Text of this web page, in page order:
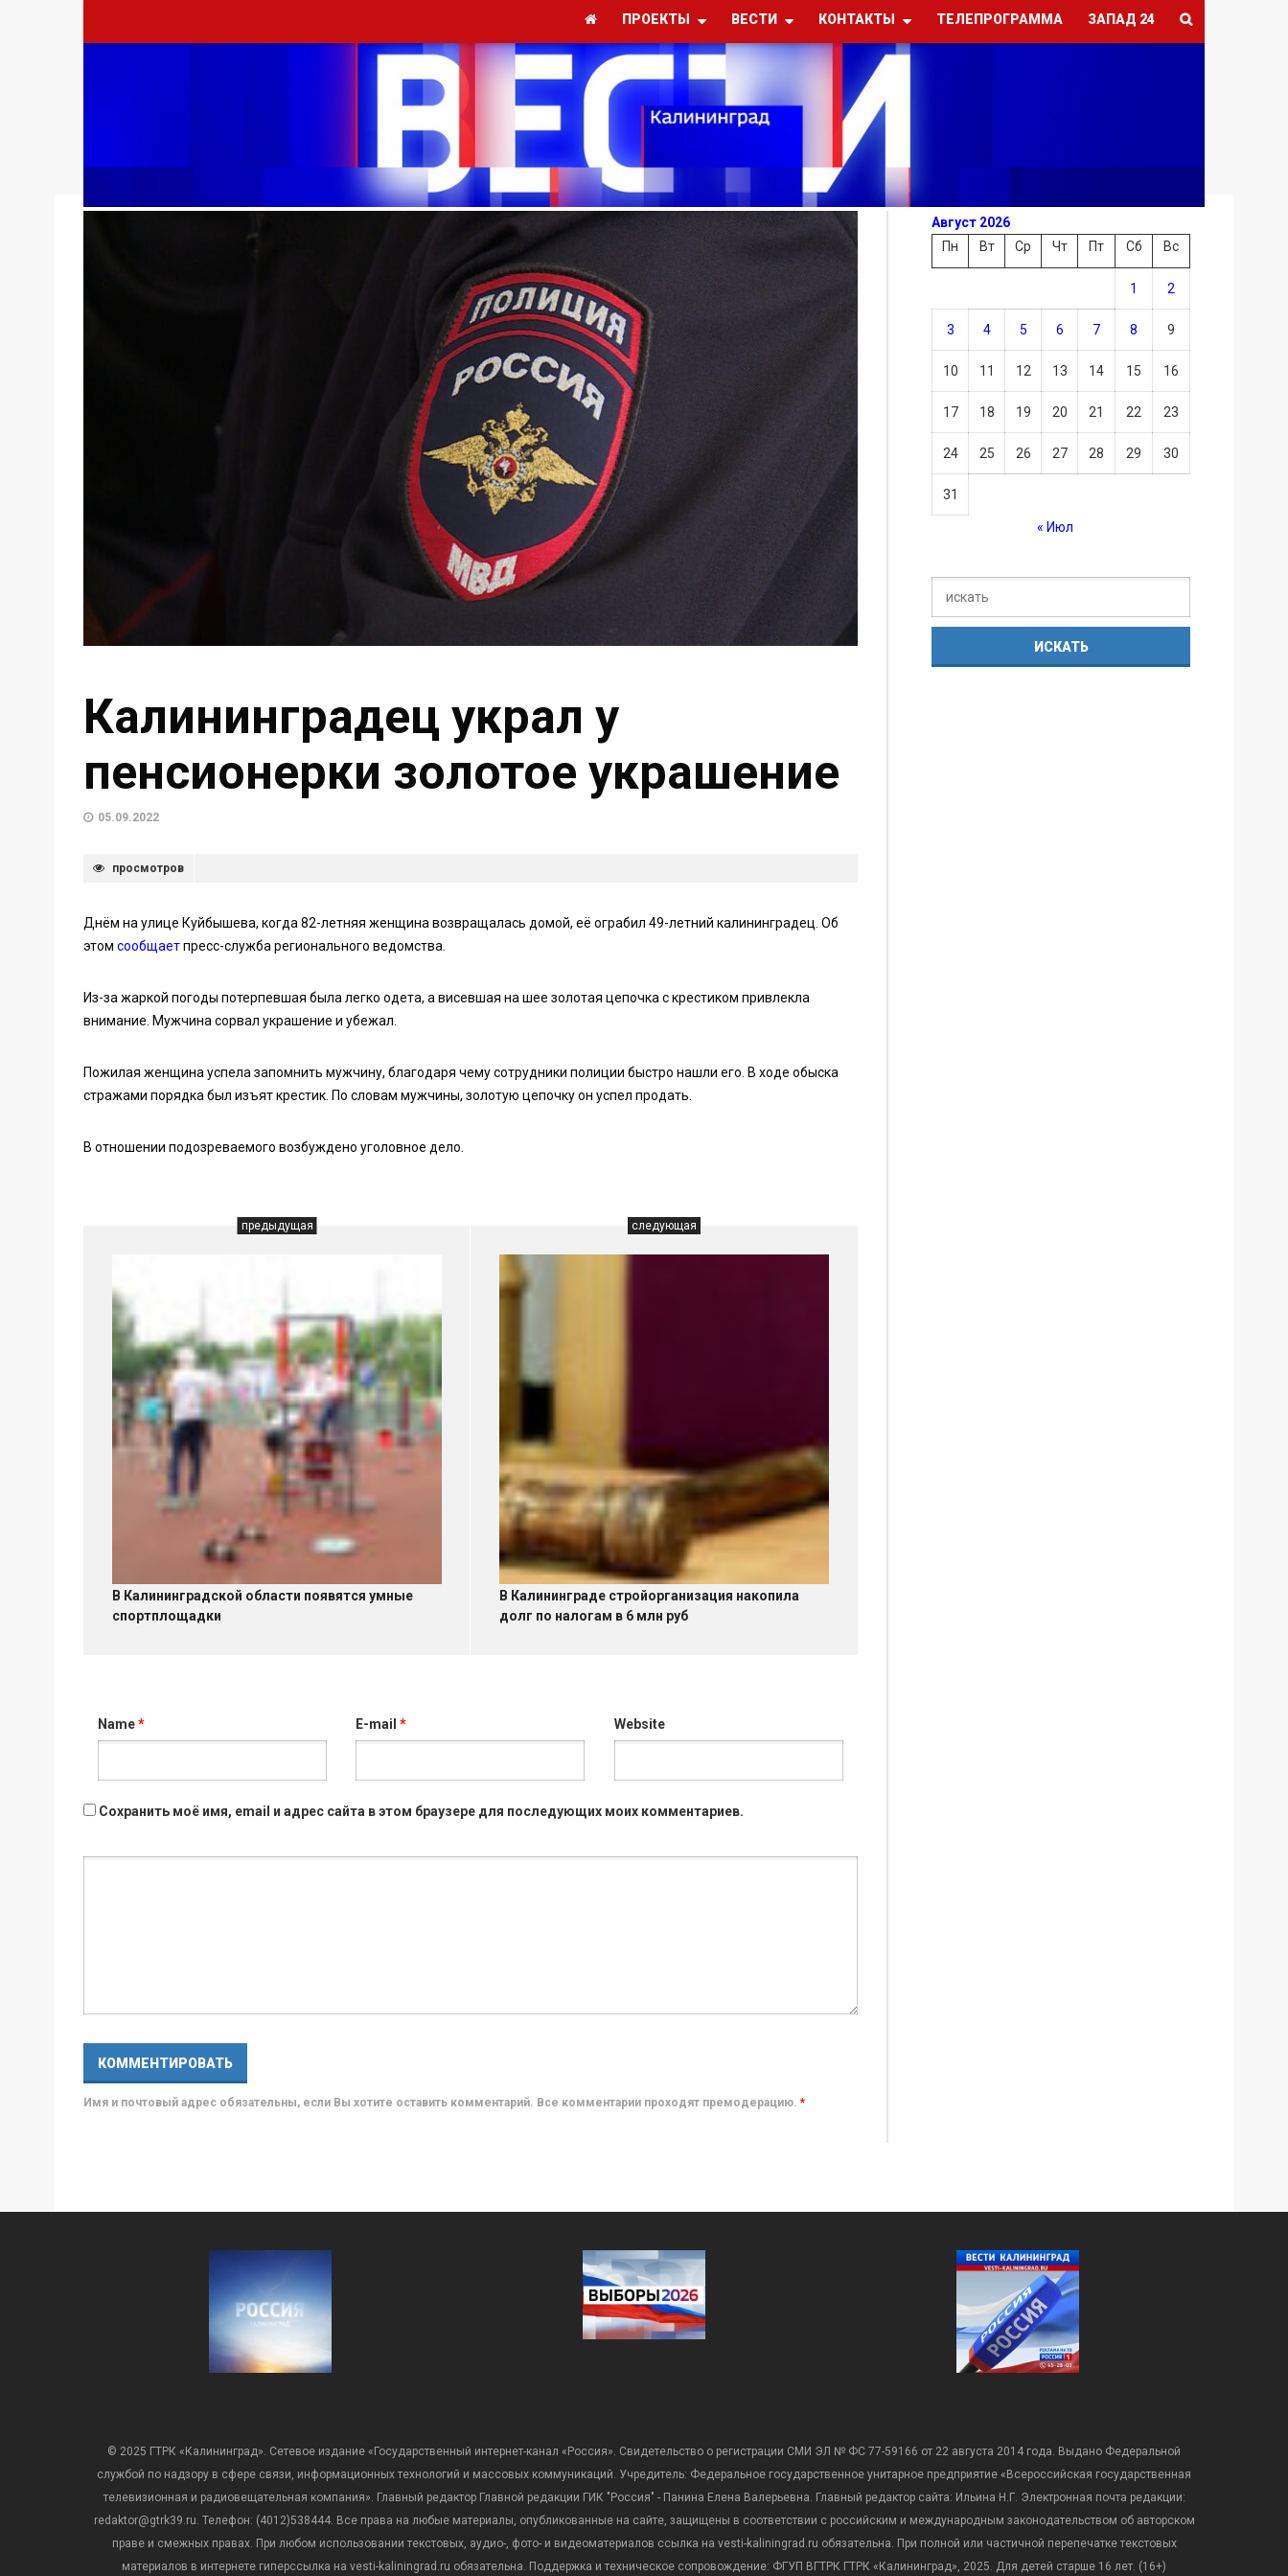
ПРОЕКТЫ ВЕСТИ КОНТАКТЫ ТЕЛЕПРОГРАММА ЗАПАД 24
Калининградец украл у
пенсионерки золотое украшение
05.09.2022
просмотров
Днём на улице Куйбышева, когда 82-летняя женщина возвращалась домой, её ограбил 49-летний калининградец. Об
этом сообщаетпресс-служба регионального ведомства.
Из-за жаркой погоды потерпевшая была легко одета, а висевшая на шее золотая цепочка с крестиком привлекла
внимание. Мужчина сорвал украшение и убежал.
Пожилая женщина успела запомнить мужчину, благодаря чему сотрудники полиции быстро нашли его. В ходе обыска
стражами порядка был изъят крестик. По словам мужчины, золотую цепочку он успел продать.
В отношении подозреваемого возбуждено уголовное дело.
предыдущая
В Калининградской области появятся умные
спортплощадки
следующая
В Калининграде стройорганизация накопила
долг по налогам в 6 млн руб
Name* E-mail* Website
Сохранить моё имя, email и адрес сайта в этом браузере для последующих моих комментариев.
Имя и почтовый адрес обязательны, если Вы хотите оставить комментарий. Все комментарии проходят премодерацию. *
Август 2026
Пн
Вт Ср Чт Пт Сб Вс
1 2
3 4 5 6 7 8 9
10 11 12 13 14 15 16
17 18 19 20 21 22 23
24 25 26 27 28 29 30
31
« Июл
© 2025 ГТРК «Калининград». Сетевое издание «Государственный интернет-канал «Россия». Свидетельство о регистрации СМИ ЭЛ № ФС 77-59166 от 22 августа 2014 года. Выдано Федеральной
службой по надзору в сфере связи, информационных технологий и массовых коммуникаций. Учредитель: Федеральное государственное унитарное предприятие «Всероссийская государственная
телевизионная и радиовещательная компания». Главный редактор Главной редакции ГИК "Россия" - Панина Елена Валерьевна. Главный редактор сайта: Ильина Н.Г. Электронная почта редакции:
redaktor@gtrk39.ru. Телефон: (4012)538444. Все права на любые материалы, опубликованные на сайте, защищены в соответствии с российским и международным законодательством об авторском
праве и смежных правах. При любом использовании текстовых, аудио-, фото- и видеоматериалов ссылка на vesti-kaliningrad.ru обязательна. При полной или частичной перепечатке текстовых
материалов в интернете гиперссылка на vesti-kaliningrad.ru обязательна. Поддержка и техническое сопровождение: ФГУП ВГТРК ГТРК «Калининград», 2025. Для детей старше 16 лет. (16+)